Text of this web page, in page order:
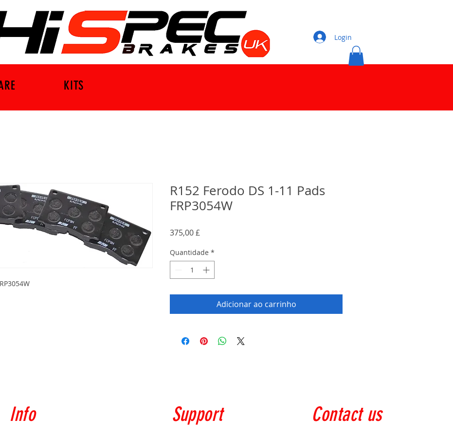
Login
KITS
R152 Ferodo DS 1-11 Pads
FRP3054W
375,00 £
Quantidade *
Adicionar ao carrinho
Info Support Contact us